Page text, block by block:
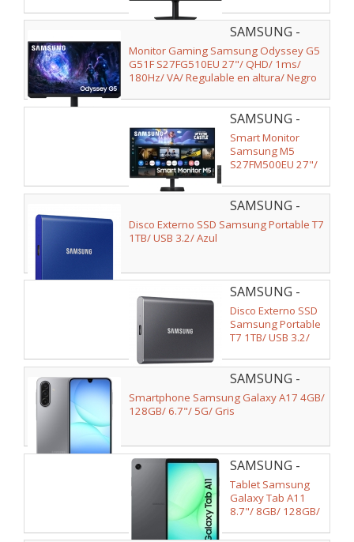
Full HD/ 1ms/
300Hz/ IPS/
Multimedia/
Regulable en
altura/ Negro
SAMSUNG -
LS27FG510EUXEN
Monitor Gaming Samsung Odyssey G5
G51F S27FG510EU 27"/ QHD/ 1ms/
180Hz/ VA/ Regulable en altura/ Negro
SAMSUNG -
LS27FM500EUXEN
Smart Monitor
Samsung M5
S27FM500EU 27"/
Multimedia/ Smart
TV/ Negro
SAMSUNG -
MU-
PC1T0H/WW
Disco Externo SSD Samsung Portable T7
1TB/ USB 3.2/ Azul
SAMSUNG -
MU-
PC1T0T/WW
Disco Externo SSD
Samsung Portable
T7 1TB/ USB 3.2/
SAMSUNG -
SM-
A176BZAAEUE
Smartphone Samsung Galaxy A17 4GB/
128GB/ 6.7"/ 5G/ Gris
SAMSUNG -
SM-
X130NZAEEUB
Tablet Samsung
Galaxy Tab A11
8.7"/ 8GB/ 128GB/